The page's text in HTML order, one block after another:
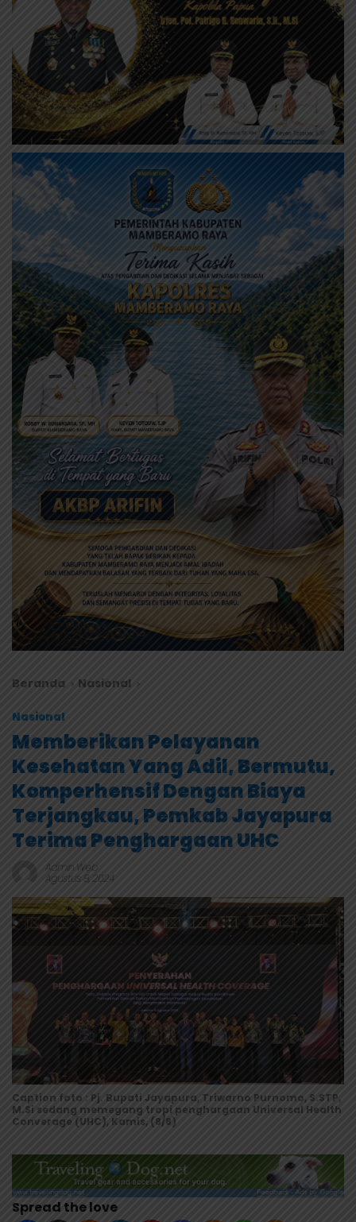
Beranda Nasional
Nasional
Memberikan Pelayanan
Kesehatan Yang Adil, Bermutu,
Komperhensif Dengan Biaya
Terjangkau, Pemkab Jayapura
Terima Penghargaan UHC
Admin Web
Agustus 8, 2024
Caption foto : Pj. Bupati Jayapura, Triwarno Purnomo, S.STP,
M.Si sedang memegang tropi penghargaan Universal Health
Converage (UHC), Kamis, (8/8)
Spread the love